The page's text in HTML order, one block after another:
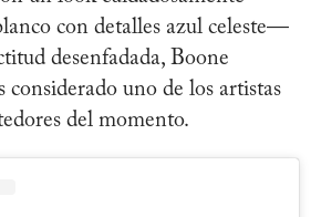
con detalles azul celeste—
desenfadada, Boone
considerado uno de los artistas
del momento.